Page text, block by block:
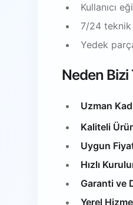
Kullanıcı
7/24 teknik
Yedek
Neden
Uzman
Kaliteli
Uygun
Hızlı
Garanti ve
Yerel